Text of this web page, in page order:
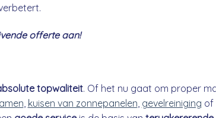
offerte aan!
topwaliteit. Of het nu gaat om proper
, kuisen van zonnepanelen, gevelreiniging of